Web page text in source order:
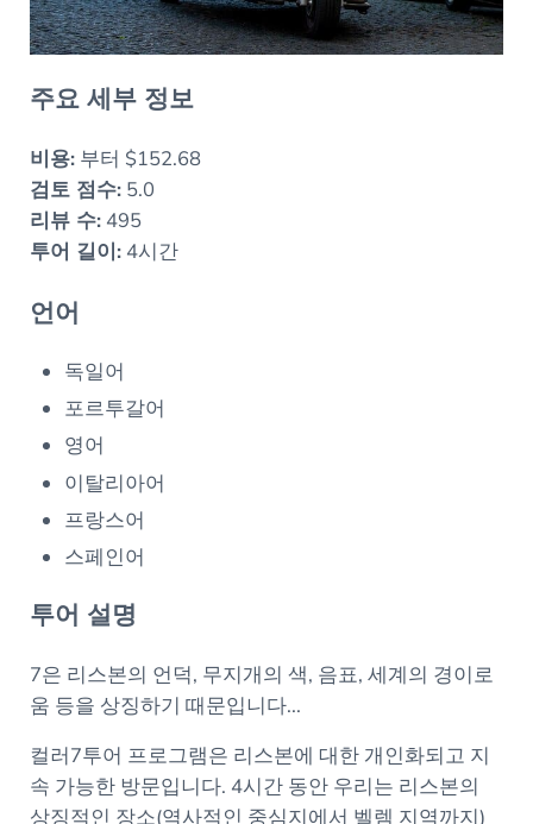
주요 세부 정보
비용:부터 $152.68
검토 점수:5.0
리뷰 수:495
투어 길이:4시간
언어
독일어
포르투갈어
영어
이탈리아어
프랑스어
스페인어
투어 설명
7은 리스본의 언덕, 무지개의 색, 음표, 세계의 경이로
움 등을 상징하기 때문입니다...
컬러7투어 프로그램은 리스본에 대한 개인화되고 지
속 가능한 방문입니다. 4시간 동안 우리는 리스본의
상징적인 장소(역사적인 중심지에서 벨렘 지역까지)